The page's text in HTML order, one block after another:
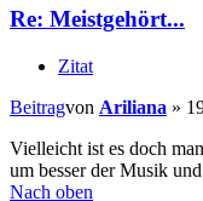
Re: Meistgehört...
Zitat
Beitragvon Ariliana »
Vielleicht ist es doch
um besser der Musik
Nach oben